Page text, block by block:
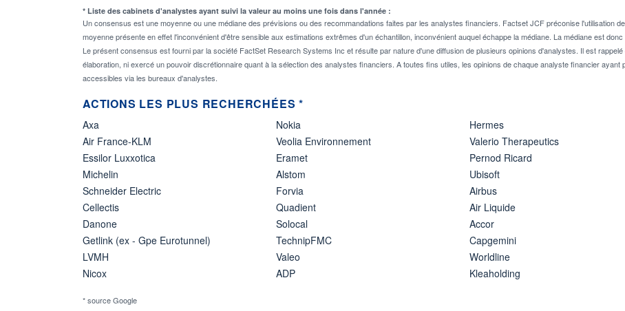
* Liste des cabinets d'analystes ayant suivi la valeur au moins une fois dans l'année :
Un consensus est une moyenne ou une médiane des prévisions ou des recommandations faites par les analystes financiers. Factset JCF préconise l'utilisation
moyenne présente en effet l'inconvénient d'être sensible aux estimations extrêmes d'un échantillon, inconvénient auquel échappe la médiane. La médiane est
Le présent consensus est fourni par la société FactSet Research Systems Inc et résulte par nature d'une diffusion de plusieurs opinions d'analystes. Il est
élaboration, ni exercé un pouvoir discrétionnaire quant à la sélection des analystes financiers. A toutes fins utiles, les opinions de chaque analyste financier
accessibles via les bureaux d'analystes.
ACTIONS LES PLUS RECHERCHÉES *
Axa
Air France-KLM
Essilor Luxxotica
Michelin
Schneider Electric
Cellectis
Danone
Getlink (ex - Gpe Eurotunnel)
LVMH
Nicox
Nokia
Veolia Environnement
Eramet
Alstom
Forvia
Quadient
Solocal
TechnipFMC
Valeo
ADP
Hermes
Valerio Therapeutics
Pernod Ricard
Ubisoft
Airbus
Air Liquide
Accor
Capgemini
Worldline
Kleaholding
* source Google